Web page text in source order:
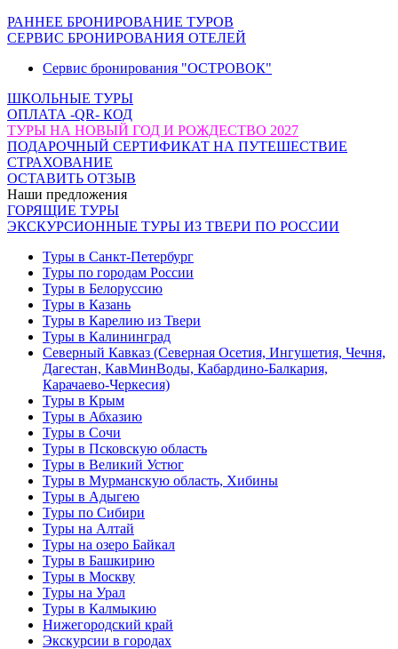
РАННЕЕ БРОНИРОВАНИЕ ТУРОВ
СЕРВИС БРОНИРОВАНИЯ ОТЕЛЕЙ
Сервис бронирования "ОСТРОВОК"
ШКОЛЬНЫЕ ТУРЫ
ОПЛАТА -QR- КОД
ТУРЫ НА НОВЫЙ ГОД И РОЖДЕСТВО 2027
ПОДАРОЧНЫЙ СЕРТИФИКАТ НА ПУТЕШЕСТВИЕ
СТРАХОВАНИЕ
ОСТАВИТЬ ОТЗЫВ
Наши предложения
ГОРЯЩИЕ ТУРЫ
ЭКСКУРСИОННЫЕ ТУРЫ ИЗ ТВЕРИ ПО РОССИИ
Туры в Санкт-Петербург
Туры по городам России
Туры в Белоруссию
Туры в Казань
Туры в Карелию из Твери
Туры в Калининград
Северный Кавказ (Северная Осетия, Ингушетия, Чечня,
Дагестан, КавМинВоды, Кабардино-Балкария,
Карачаево-Черкесия)
Туры в Крым
Туры в Абхазию
Туры в Сочи
Туры в Псковскую область
Туры в Великий Устюг
Туры в Мурманскую область, Хибины
Туры в Адыгею
Туры по Сибири
Туры на Алтай
Туры на озеро Байкал
Туры в Башкирию
Туры в Москву
Туры на Урал
Туры в Калмыкию
Нижегородский край
Экскурсии в городах